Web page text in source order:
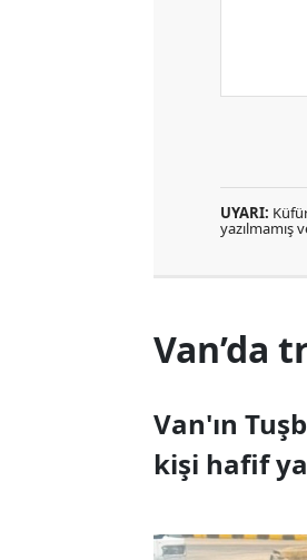
UYARI:
yazılmamış
Van’da
Van'ın
kişi hafif